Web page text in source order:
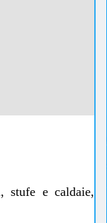
stufe e caldaie,